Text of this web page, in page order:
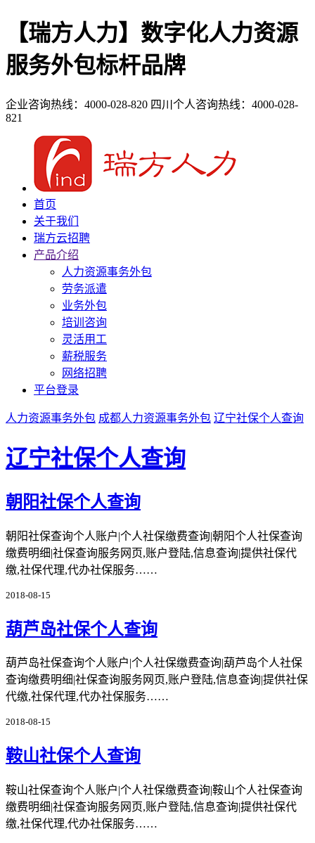
【瑞方人力】数字化人力资源
服务外包标杆品牌
企业咨询热线：4000-028-820 四川个人咨询热线：4000-028-
821
首页
关于我们
瑞方云招聘
产品介绍
人力资源事务外包
劳务派遣
业务外包
培训咨询
灵活用工
薪税服务
网络招聘
平台登录
人力资源事务外包 成都人力资源事务外包 辽宁社保个人查询
辽宁社保个人查询
朝阳社保个人查询
朝阳社保查询个人账户|个人社保缴费查询|朝阳个人社保查询
缴费明细|社保查询服务网页,账户登陆,信息查询|提供社保代
缴,社保代理,代办社保服务……
2018-08-15
葫芦岛社保个人查询
葫芦岛社保查询个人账户|个人社保缴费查询|葫芦岛个人社保
查询缴费明细|社保查询服务网页,账户登陆,信息查询|提供社保
代缴,社保代理,代办社保服务……
2018-08-15
鞍山社保个人查询
鞍山社保查询个人账户|个人社保缴费查询|鞍山个人社保查询
缴费明细|社保查询服务网页,账户登陆,信息查询|提供社保代
缴,社保代理,代办社保服务……